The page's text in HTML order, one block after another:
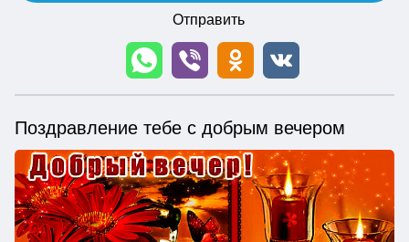
Отправить
Поздравление тебе с добрым вечером